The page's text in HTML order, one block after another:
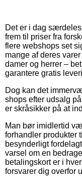
Det er i dag
frem til priser fra
flere webshops set
mange af deres
damer og herrer –
garantere gratis
Dog kan det
shops efter udsalg
er skråsikker på at
Man bør imidlertid
forhandler produkter
besynderligt
varsel om en
betalingskort er i
forsvarer dig overfor